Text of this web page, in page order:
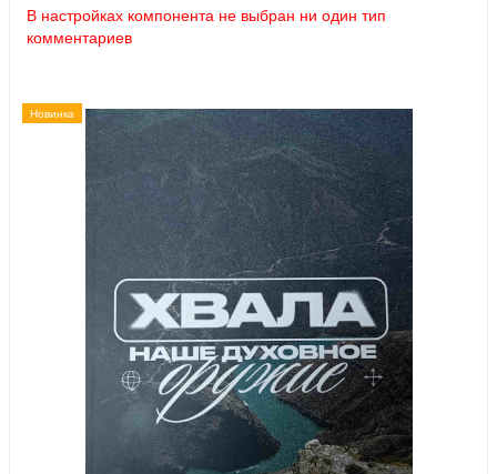
В настройках компонента не выбран ни один тип
комментариев
Новинка